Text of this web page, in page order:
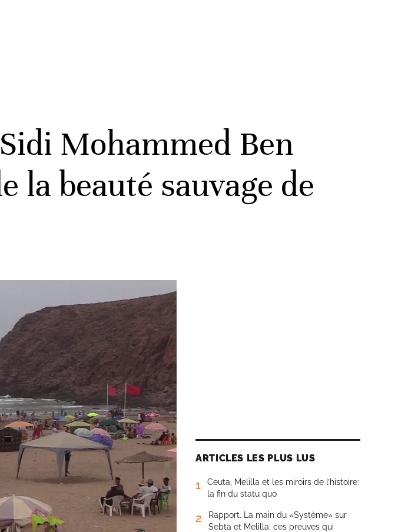
Mohammed Ben
la beauté sauvage de
ARTICLES LES PLUS LUS
1
Ceuta, Melilla et les miroirs de l’histoire:
la fin du statu quo
2
Rapport. La main du «Système» sur
Sebta et Melilla: ces preuves qui